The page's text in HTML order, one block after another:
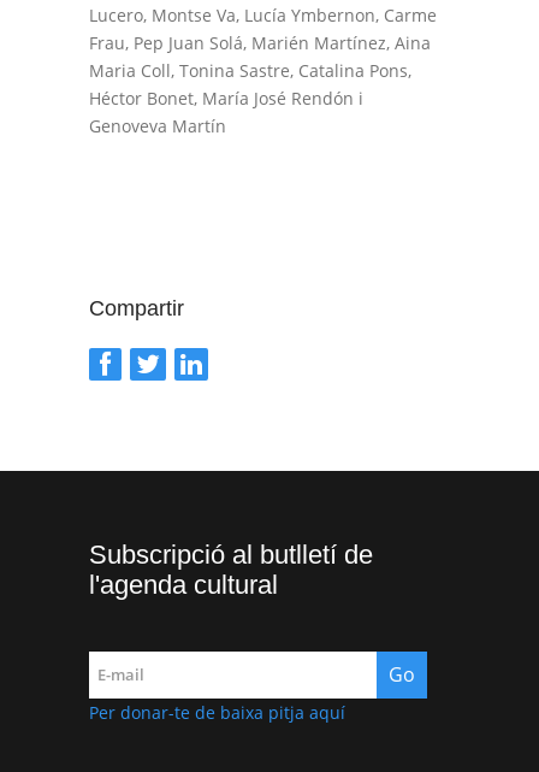
Lucero, Montse Va, Lucía Ymbernon, Carme
Frau, Pep Juan Solá, Marién Martínez, Aina
Maria Coll, Tonina Sastre, Catalina Pons,
Héctor Bonet, María José Rendón i
Genoveva Martín
Compartir
Subscripció al butlletí de
l'agenda cultural
Per donar-te de baixa pitja aquí